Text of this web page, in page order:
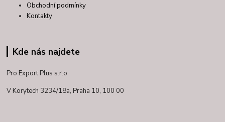
Obchodní podmínky
Kontakty
Kde nás najdete
Pro Export Plus s.r.o.
V Korytech 3234/18a, Praha 10, 100 00